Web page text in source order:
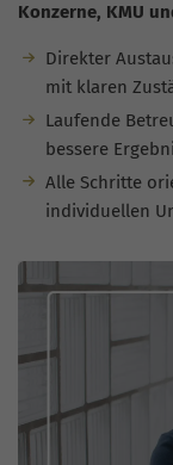
Konzerne, KMU
Direkter
mit klaren
Laufende
bessere
Alle Schritte
individuellen